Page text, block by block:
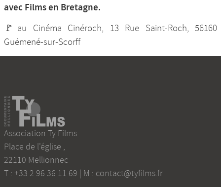
avec Films en Bretagne.
🚩au Cinéma Cinéroch, 13 Rue Saint-Roch, 56160
Guémené-sur-Scorff
Association Ty Films
Place de l'église ,
22110 Mellionnec
T : +33 2 96 36 11 69 | M : contact@tyfilms.fr